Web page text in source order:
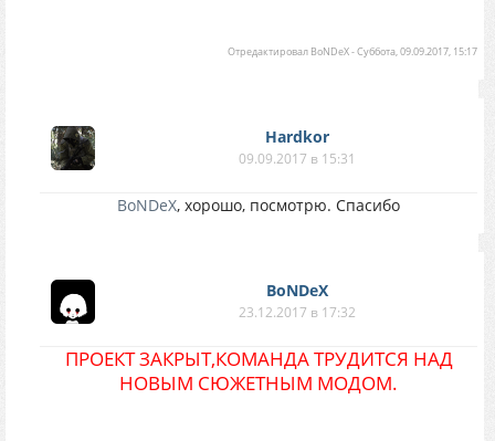
Отредактировал BoNDeX-Суббота, 09.09.2017, 15:17
Hardkor
09.09.2017 в 15:31
BoNDeX, хорошо, посмотрю. Спасибо
BoNDeX
23.12.2017 в 17:32
ПРОЕКТ ЗАКРЫТ,КОМАНДА ТРУДИТСЯ НАД
НОВЫМ СЮЖЕТНЫМ МОДОМ.